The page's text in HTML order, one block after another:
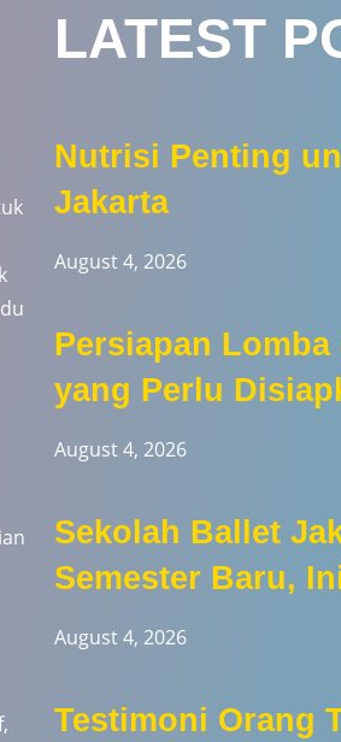
LATEST
Nutrisi Penting
Jakarta
August 4, 2026
Persiapan
yang Perlu
August 4, 2026
Sekolah Ballet
Semester Baru,
August 4, 2026
Testimoni Orang